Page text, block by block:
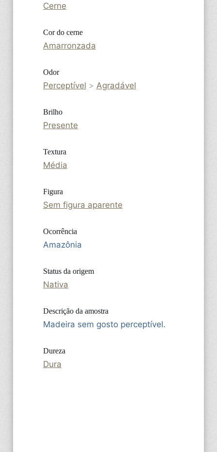
Cerne
Cor do cerne
Amarronzada
Odor
Perceptível > Agradável
Brilho
Presente
Textura
Média
Figura
Sem figura aparente
Ocorrência
Amazônia
Status da origem
Nativa
Descrição da amostra
Madeira sem gosto perceptível.
Dureza
Dura